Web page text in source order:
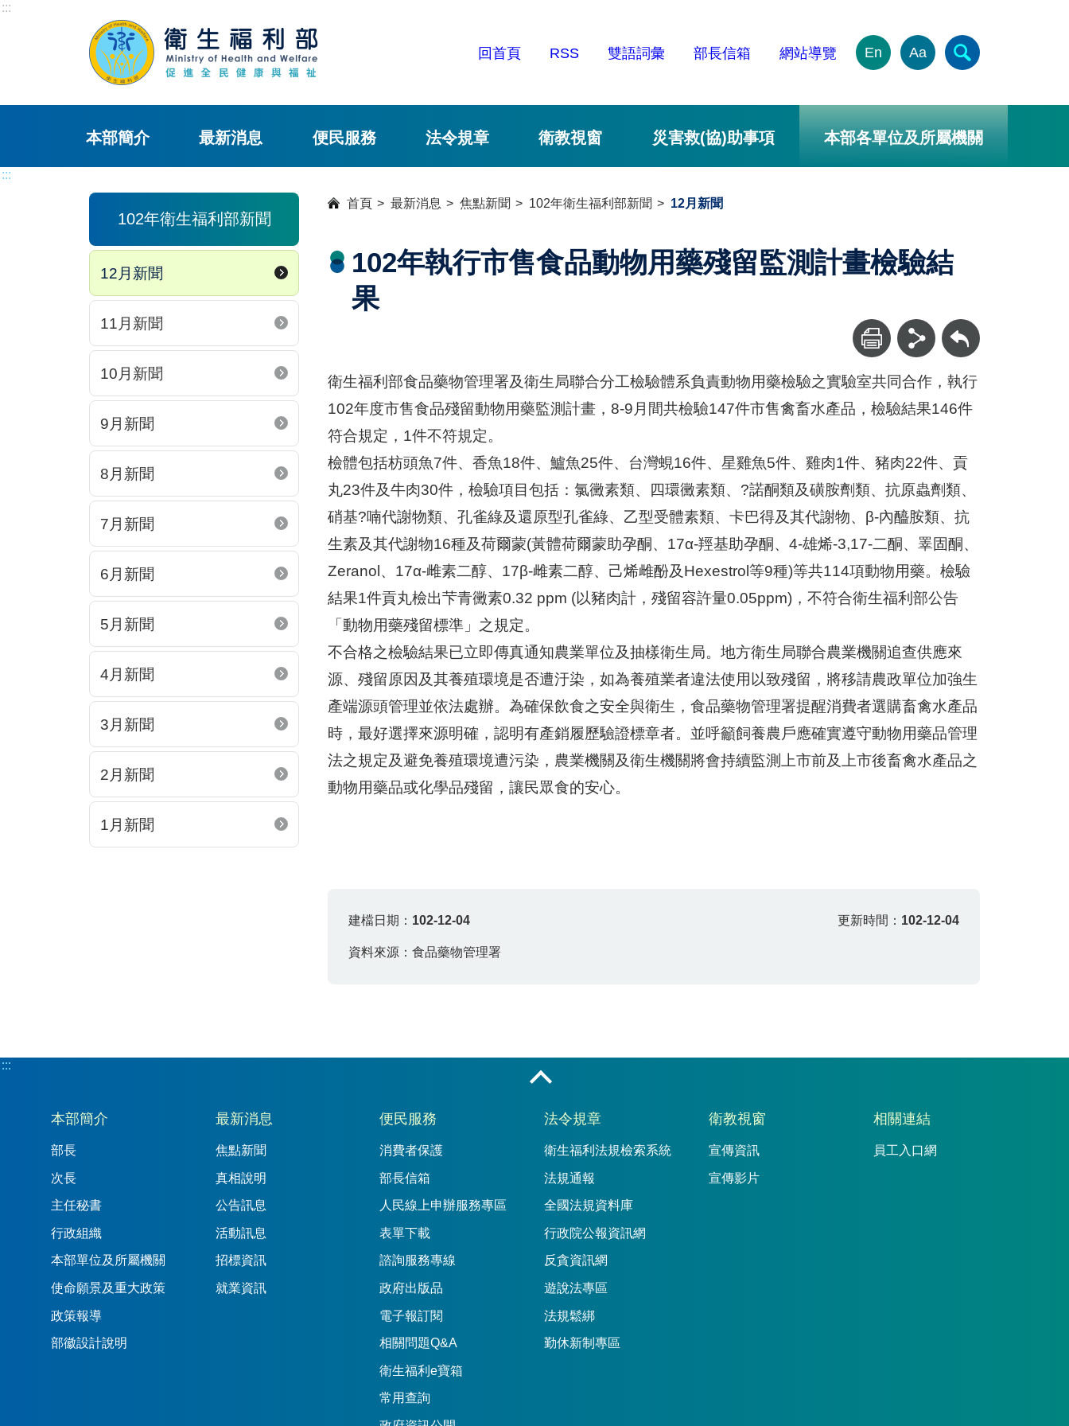
:::
回首頁 RSS 雙語詞彙 部長信箱 網站導覽 En Aa
本部簡介 最新消息 便民服務 法令規章 衛教視窗 災害救(協)助事項 本部各單位及所屬機關
:::
102年衛生福利部新聞
12月新聞
11月新聞
10月新聞
9月新聞
8月新聞
7月新聞
6月新聞
5月新聞
4月新聞
3月新聞
2月新聞
1月新聞
首頁 最新消息 焦點新聞 102年衛生福利部新聞 12月新聞
102年執行市售食品動物用藥殘留監測計畫檢驗結
果
回上一頁
衛生福利部食品藥物管理署及衛生局聯合分工檢驗體系負責動物用藥檢驗之實驗室共同合作，執行
102年度市售食品殘留動物用藥監測計畫，8-9月間共檢驗147件市售禽畜水產品，檢驗結果146件
符合規定，1件不符規定。
檢體包括枋頭魚7件、香魚18件、鱸魚25件、台灣蜆16件、星雞魚5件、雞肉1件、豬肉22件、貢
丸23件及牛肉30件，檢驗項目包括：氯黴素類、四環黴素類、?諾酮類及磺胺劑類、抗原蟲劑類、
硝基?喃代謝物類、孔雀綠及還原型孔雀綠、乙型受體素類、卡巴得及其代謝物、β-內醯胺類、抗
生素及其代謝物16種及荷爾蒙(黃體荷爾蒙助孕酮、17α-羥基助孕酮、4-雄烯-3,17-二酮、睪固酮、
Zeranol、17α-雌素二醇、17β-雌素二醇、己烯雌酚及Hexestrol等9種)等共114項動物用藥。檢驗
結果1件貢丸檢出芐青黴素0.32 ppm (以豬肉計，殘留容許量0.05ppm)，不符合衛生福利部公告
「動物用藥殘留標準」之規定。
不合格之檢驗結果已立即傳真通知農業單位及抽樣衛生局。地方衛生局聯合農業機關追查供應來
源、殘留原因及其養殖環境是否遭汙染，如為養殖業者違法使用以致殘留，將移請農政單位加強生
產端源頭管理並依法處辦。為確保飲食之安全與衛生，食品藥物管理署提醒消費者選購畜禽水產品
時，最好選擇來源明確，認明有產銷履歷驗證標章者。並呼籲飼養農戶應確實遵守動物用藥品管理
法之規定及避免養殖環境遭污染，農業機關及衛生機關將會持續監測上市前及上市後畜禽水產品之
動物用藥品或化學品殘留，讓民眾食的安心。
建檔日期： 102-12-04 更新時間： 102-12-04
資料來源：食品藥物管理署
:::
:::
本部簡介
部長
次長
主任秘書
行政組織
本部單位及所屬機關
使命願景及重大政策
政策報導
部徽設計說明
最新消息
焦點新聞
真相說明
公告訊息
活動訊息
招標資訊
就業資訊
便民服務
消費者保護
部長信箱
人民線上申辦服務專區
表單下載
諮詢服務專線
政府出版品
電子報訂閱
相關問題Q&A
衛生福利e寶箱
常用查詢
法令規章
衛生福利法規檢索系統
法規通報
全國法規資料庫
行政院公報資訊網
反貪資訊網
遊說法專區
法規鬆綁
勤休新制專區
衛教視窗
宣傳資訊
宣傳影片
相關連結
員工入口網